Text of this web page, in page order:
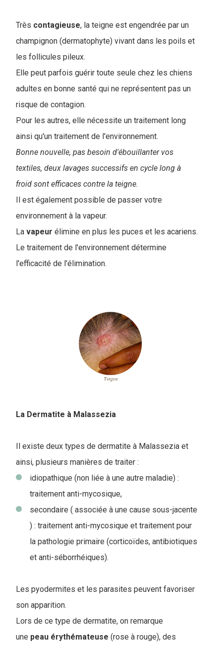
Très contagieuse, la teigne est engendrée par un
champignon (dermatophyte) vivant dans les poils et
les follicules pileux.
Elle peut parfois guérir toute seule chez les chiens
adultes en bonne santé qui ne représentent pas un
risque de contagion.
Pour les autres, elle nécessite un traitement long
ainsi qu'un traitement de l'environnement.
Bonne nouvelle, pas besoin d'ébouillanter vos
textiles, deux lavages successifs en cycle long à
froid sont efficaces contre la teigne.
Il est également possible de passer votre
environnement à la vapeur.
La vapeur élimine en plus les puces et les acariens.
Le traitement de l'environnement détermine
l'efficacité de l'élimination.
La Dermatite à Malassezia
Il existe deux types de dermatite à Malassezia et
ainsi, plusieurs manières de traiter :
idiopathique (non liée à une autre maladie) :
traitement anti-mycosique,
secondaire ( associée à une cause sous-jacente
) : traitement anti-mycosique et traitement pour
la pathologie primaire (corticoïdes, antibiotiques
et anti-séborrhéiques).
Les pyodermites et les parasites peuvent favoriser
son apparition.
Lors de ce type de dermatite, on remarque
une peau érythémateuse (rose à rouge), des